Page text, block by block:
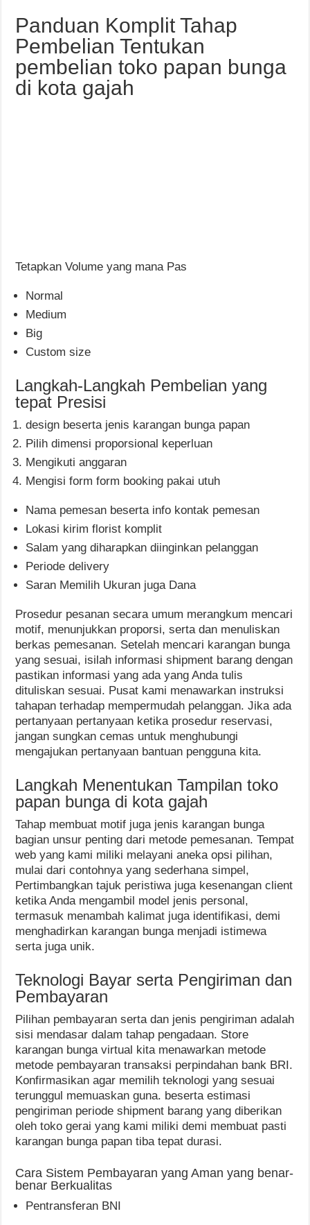
Panduan Komplit Tahap
Pembelian Tentukan
pembelian toko papan bunga
di kota gajah
Tetapkan Volume yang mana Pas
Normal
Medium
Big
Custom size
Langkah-Langkah Pembelian yang
tepat Presisi
design beserta jenis karangan bunga papan
Pilih dimensi proporsional keperluan
Mengikuti anggaran
Mengisi form form booking pakai utuh
Nama pemesan beserta info kontak pemesan
Lokasi kirim florist komplit
Salam yang diharapkan diinginkan pelanggan
Periode delivery
Saran Memilih Ukuran juga Dana
Prosedur pesanan secara umum merangkum mencari
motif, menunjukkan proporsi, serta dan menuliskan
berkas pemesanan. Setelah mencari karangan bunga
yang sesuai, isilah informasi shipment barang dengan
pastikan informasi yang ada yang Anda tulis
dituliskan sesuai. Pusat kami menawarkan instruksi
tahapan terhadap mempermudah pelanggan. Jika ada
pertanyaan pertanyaan ketika prosedur reservasi,
jangan sungkan cemas untuk menghubungi
mengajukan pertanyaan bantuan pengguna kita.
Langkah Menentukan Tampilan toko
papan bunga di kota gajah
Tahap membuat motif juga jenis karangan bunga
bagian unsur penting dari metode pemesanan. Tempat
web yang kami miliki melayani aneka opsi pilihan,
mulai dari contohnya yang sederhana simpel,
Pertimbangkan tajuk peristiwa juga kesenangan client
ketika Anda mengambil model jenis personal,
termasuk menambah kalimat juga identifikasi, demi
menghadirkan karangan bunga menjadi istimewa
serta juga unik.
Teknologi Bayar serta Pengiriman dan
Pembayaran
Pilihan pembayaran serta dan jenis pengiriman adalah
sisi mendasar dalam tahap pengadaan. Store
karangan bunga virtual kita menawarkan metode
metode pembayaran transaksi perpindahan bank BRI.
Konfirmasikan agar memilih teknologi yang sesuai
terunggul memuaskan guna. beserta estimasi
pengiriman periode shipment barang yang diberikan
oleh toko gerai yang kami miliki demi membuat pasti
karangan bunga papan tiba tepat durasi.
Cara Sistem Pembayaran yang Aman yang benar-
benar Berkualitas
Pentransferan BNI